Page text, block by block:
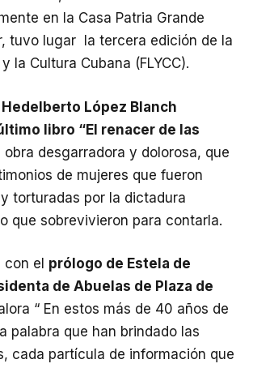
en la Casa Patria Grande
tuvo lugar la tercera edición de la
la Cultura Cubana (FLYCC).
Hedelberto López Blanch
libro “El renacer de las
obra desgarradora y dolorosa, que
de mujeres que fueron
torturadas por la dictadura
que sobrevivieron para contarla.
el prólogo de Estela de
de Abuelas de Plaza de
“ En estos más de 40 años de
palabra que han brindado las
cada partícula de información que